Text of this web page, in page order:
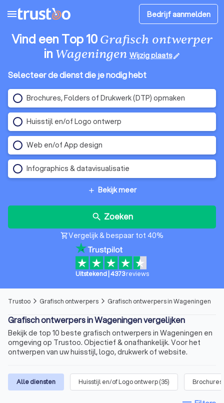
menu Bedrijf aanmelden
Vind een Top 10Grafisch ontwerper
in Wageningen Wijzig plaatsedit
Selecteer de dienst die je nodig hebt
Brochures, Folders of Drukwerk (DTP) opmaken
Huisstijl en/of Logo ontwerp
Web en/of App design
Infographics & datavisualisatie
add Bekijk meer
search Zoeken
shopping_cartVergelijk & bespaar tot 40%
Uitstekend| 4373 reviews
Trustoo arrow_forward_ios Grafisch ontwerpers arrow_forward_ios Grafisch ontwerpers in Wageningen
Grafisch ontwerpers in Wageningen vergelijken
Bekijk de top 10 beste grafisch ontwerpers in Wageningen en
omgeving op Trustoo. Objectief & onafhankelijk. Voor het
ontwerpen van uw huisstijl, logo, drukwerk of website.
Alle diensten Huisstijl en/of Logo ontwerp(35)